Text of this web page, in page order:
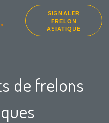
SIGNALER
FRELON
ASIATIQUE
de frelons